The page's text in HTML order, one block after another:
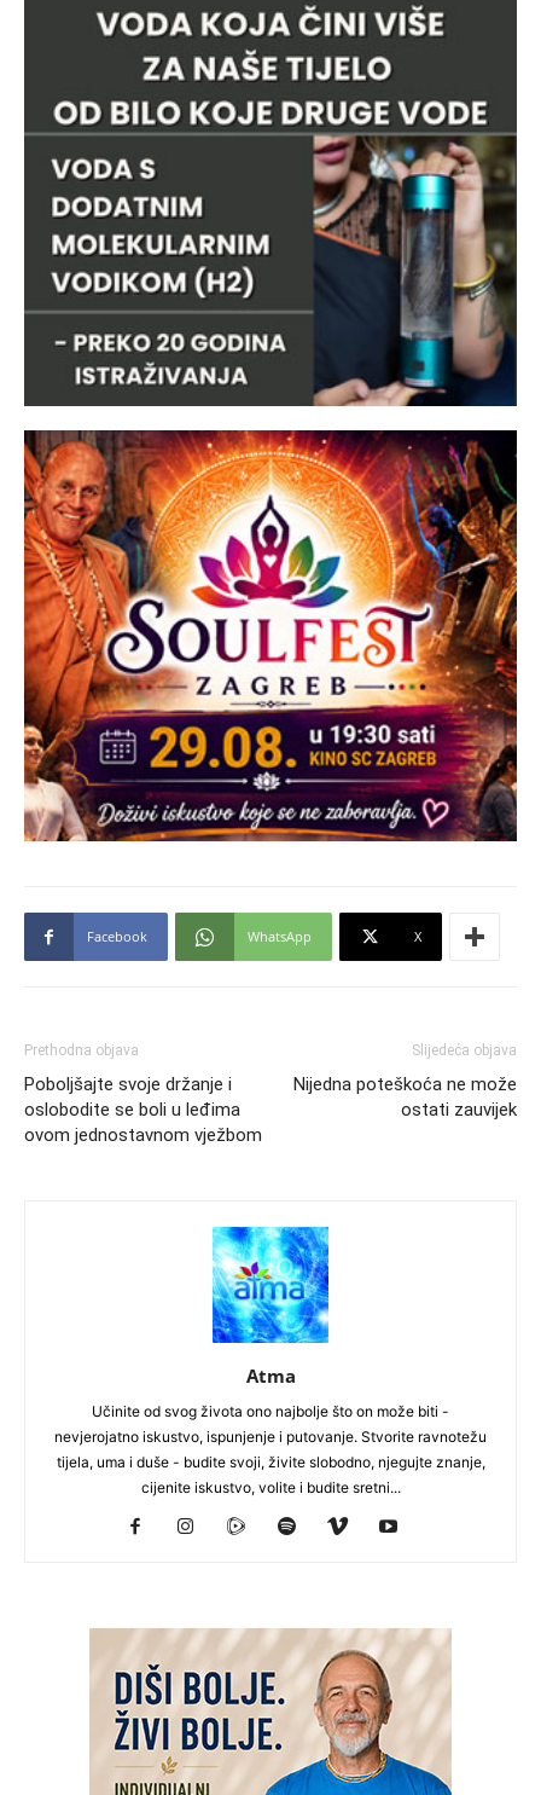
Facebook WhatsApp X
Prethodna objava
Poboljšajte svoje držanje i
oslobodite se boli u leđima
ovom jednostavnom vježbom
Slijedeća objava
Nijedna poteškoća ne može
ostati zauvijek
Atma
Učinite od svog života ono najbolje što on može biti -
nevjerojatno iskustvo, ispunjenje i putovanje. Stvorite ravnotežu
tijela, uma i duše - budite svoji, živite slobodno, njegujte znanje,
cijenite iskustvo, volite i budite sretni...